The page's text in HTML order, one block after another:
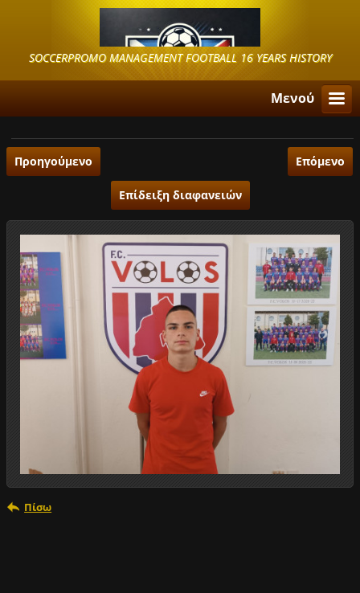
SOCCERPROMO MANAGEMENT FOOTBALL 16 YEARS HISTORY
Μενού
Προηγούμενο Επόμενο
Επίδειξη διαφανειών
Πίσω